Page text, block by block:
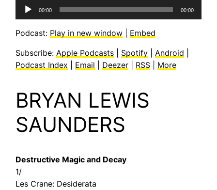
Lecteur
audio
00:00 00:00
Podcast: Play in new window Embed
Subscribe: Apple Podcasts Spotify Android
Podcast Index
Email Deezer RSS More
BRYAN LEWIS
SAUNDERS
Destructive Magic and Decay
1/
Les Crane: Desiderata